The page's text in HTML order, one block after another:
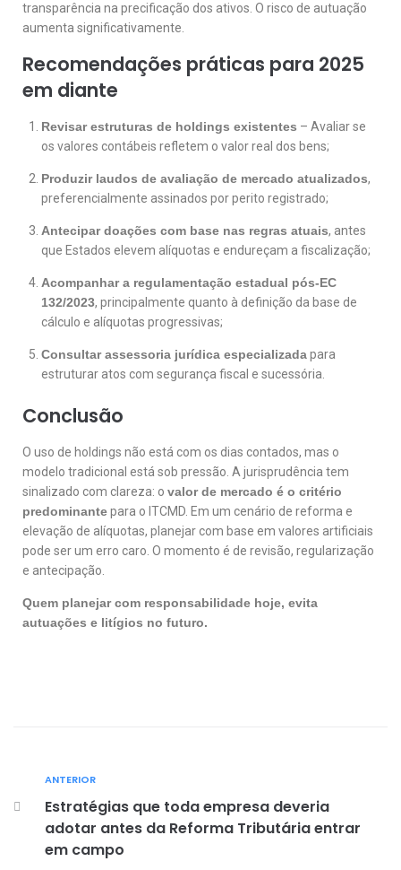
transparência na precificação dos ativos. O risco de autuação
aumenta significativamente.
Recomendações práticas para 2025
em diante
Revisar estruturas de holdings existentes – Avaliar se
os valores contábeis refletem o valor real dos bens;
Produzir laudos de avaliação de mercado atualizados,
preferencialmente assinados por perito registrado;
Antecipar doações com base nas regras atuais, antes
que Estados elevem alíquotas e endureçam a fiscalização;
Acompanhar a regulamentação estadual pós-EC
132/2023, principalmente quanto à definição da base de
cálculo e alíquotas progressivas;
Consultar assessoria jurídica especializadapara
estruturar atos com segurança fiscal e sucessória.
Conclusão
O uso de holdings não está com os dias contados, mas o
modelo tradicional está sob pressão. A jurisprudência tem
sinalizado com clareza: o valor de mercado é o critério
predominantepara o ITCMD. Em um cenário de reforma e
elevação de alíquotas, planejar com base em valores artificiais
pode ser um erro caro. O momento é de revisão, regularização
e antecipação.
Quem planejar com responsabilidade hoje, evita
autuações e litígios no futuro.
ANTERIOR
Estratégias que toda empresa deveria
adotar antes da Reforma Tributária entrar
em campo